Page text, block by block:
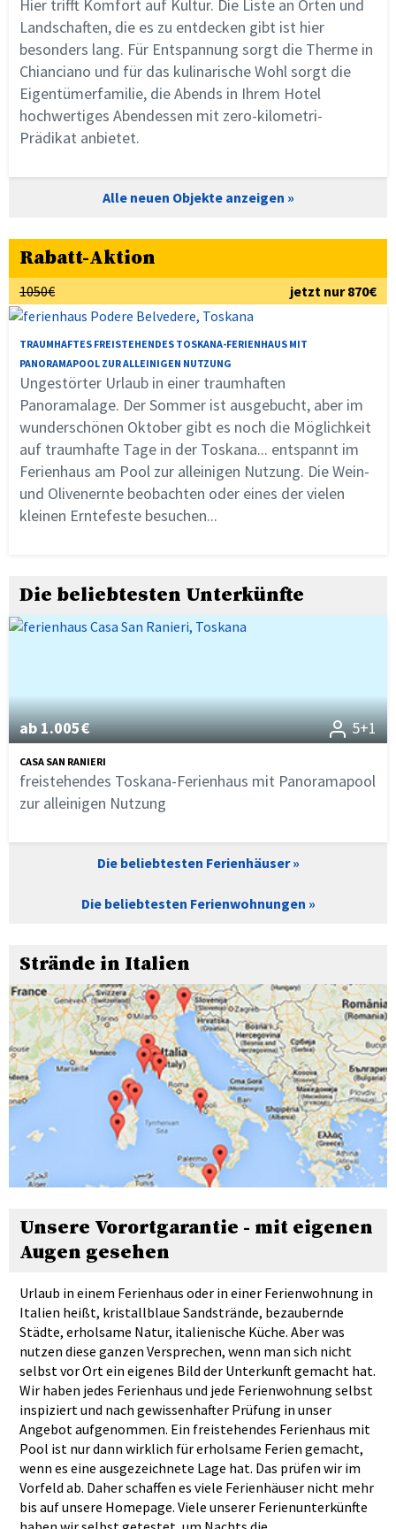
Hier trifft Komfort auf Kultur. Die Liste an Orten und
Landschaften, die es zu entdecken gibt ist hier
besonders lang. Für Entspannung sorgt die Therme in
Chianciano und für das kulinarische Wohl sorgt die
Eigentümerfamilie, die Abends in Ihrem Hotel
hochwertiges Abendessen mit zero-kilometri-
Prädikat anbietet.
Alle neuen Objekte anzeigen
Rabatt-Aktion
1050€ jetzt nur 870€
TRAUMHAFTES FREISTEHENDES TOSKANA-FERIENHAUS MIT
PANORAMAPOOL ZUR ALLEINIGEN NUTZUNG
Ungestörter Urlaub in einer traumhaften
Panoramalage. Der Sommer ist ausgebucht, aber im
wunderschönen Oktober gibt es noch die Möglichkeit
auf traumhafte Tage in der Toskana... entspannt im
Ferienhaus am Pool zur alleinigen Nutzung. Die Wein-
und Olivenernte beobachten oder eines der vielen
kleinen Erntefeste besuchen...
Die beliebtesten Unterkünfte
ab 1.005€ 5+1
CASA SAN RANIERI
freistehendes Toskana-Ferienhaus mit Panoramapool
zur alleinigen Nutzung
Die beliebtesten Ferienhäuser
Die beliebtesten Ferienwohnungen
Strände in Italien
Unsere Vorortgarantie - mit eigenen
Augen gesehen
Urlaub in einem Ferienhaus oder in einer Ferienwohnung in
Italien heißt, kristallblaue Sandstrände, bezaubernde
Städte, erholsame Natur, italienische Küche. Aber was
nutzen diese ganzen Versprechen, wenn man sich nicht
selbst vor Ort ein eigenes Bild der Unterkunft gemacht hat.
Wir haben jedes Ferienhaus und jede Ferienwohnung selbst
inspiziert und nach gewissenhafter Prüfung in unser
Angebot aufgenommen. Ein freistehendes Ferienhaus mit
Pool ist nur dann wirklich für erholsame Ferien gemacht,
wenn es eine ausgezeichnete Lage hat. Das prüfen wir im
Vorfeld ab. Daher schaffen es viele Ferienhäuser nicht mehr
bis auf unsere Homepage. Viele unserer Ferienunterkünfte